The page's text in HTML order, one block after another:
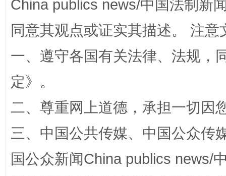
China publics news/中国法制新
同意其观点或证实其描述。 注
一、遵守各国有关法律、法规，
定》。
二、尊重网上道德，承担一切因
三、中国公共传媒、中国公众传
国公众新闻China publics news/